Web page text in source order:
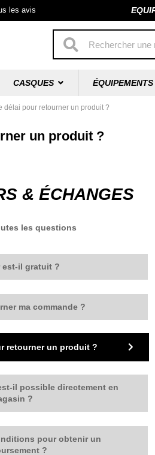
les avis
CASQUES ÉQUIPEMENTS
délai pour retourner un produit ?
un produit ?
& ÉCHANGES
les questions
est-il gratuit ?
ma commande ?
retourner un produit ?
il possible directement en
?
pour obtenir un
?